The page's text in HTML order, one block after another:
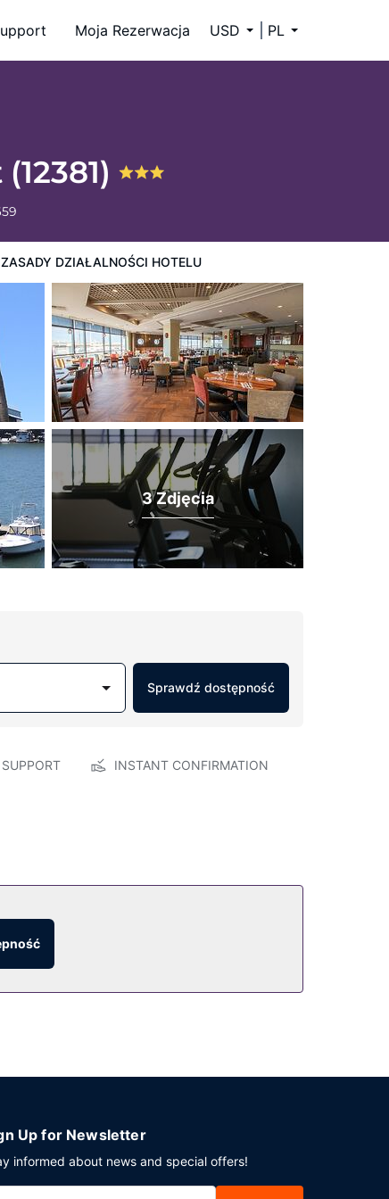
Moja Rezerwacja USD PL
ZASADY DZIAŁALNOŚCI HOTELU
3 Zdjęcia
Sprawdź dostępność
INSTANT CONFIRMATION
Up for Newsletter
informed about news and special offers!